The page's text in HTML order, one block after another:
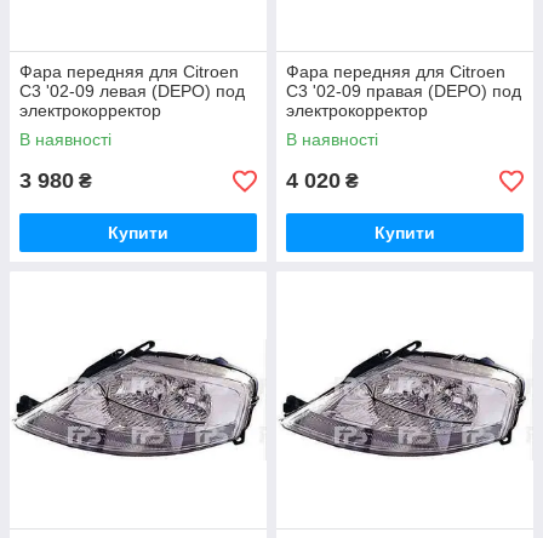
Фара передняя для Citroen
C3 '02-09 левая (DEPO) под
электрокорректор
В наявності
3 980 ₴
Купити
Фара передняя для Citroen
C3 '02-09 правая (DEPO) под
электрокорректор
В наявності
4 020 ₴
Купити